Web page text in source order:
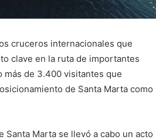
cruceros internacionales que
clave en la ruta de importantes
más de 3.400 visitantes que
de Santa Marta como
Marta se llevó a cabo un acto